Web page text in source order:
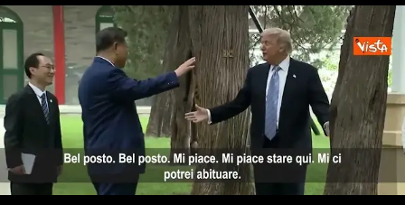
SULCIS IGLESIENTE
MEDIO CAMPIDANO
ORISTANO E PROVINCIA
SASSARI E PROVINCIA
GALLURA
NUORO E PROVINCIA
OGLIASTRA